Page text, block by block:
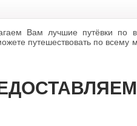
Вам лучшие путёвки
путешествовать по всему